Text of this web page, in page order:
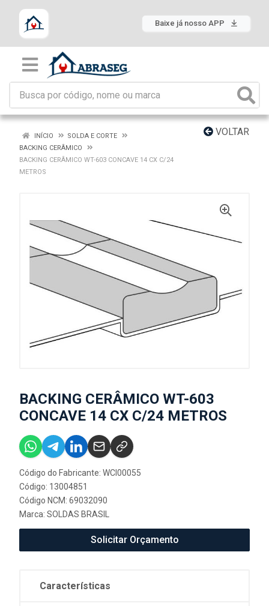
Baixe já nosso APP
VOLTAR
INÍCIO
SOLDA E CORTE
BACKING CERÂMICO
BACKING CERÂMICO WT-603 CONCAVE 14 CX C/24
METROS
BACKING CERÂMICO WT-603
CONCAVE 14 CX C/24 METROS
Código do Fabricante: WCI00055
Código: 13004851
Código NCM: 69032090
Marca: SOLDAS BRASIL
Solicitar Orçamento
Características